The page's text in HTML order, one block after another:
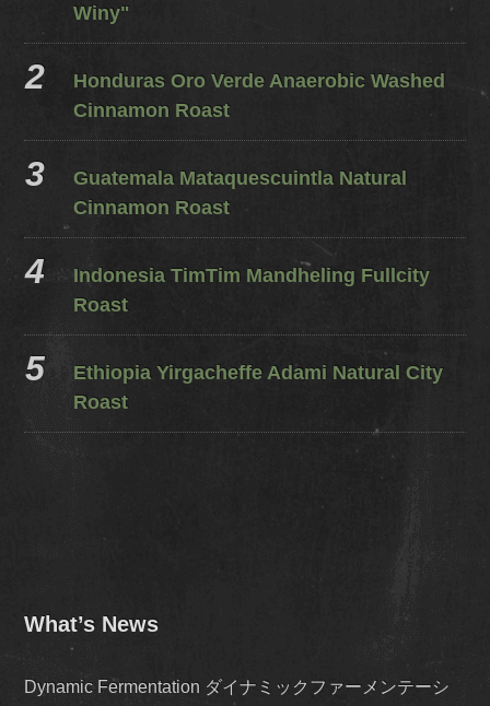
Winy"
Honduras Oro Verde Anaerobic Washed
Cinnamon Roast
Guatemala Mataquescuintla Natural
Cinnamon Roast
Indonesia TimTim Mandheling Fullcity
Roast
Ethiopia Yirgacheffe Adami Natural City
Roast
What’s News
Dynamic Fermentation ダイナミックファーメンテーシ